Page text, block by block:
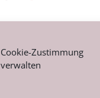
Cookie-Zustimmung
verwalten